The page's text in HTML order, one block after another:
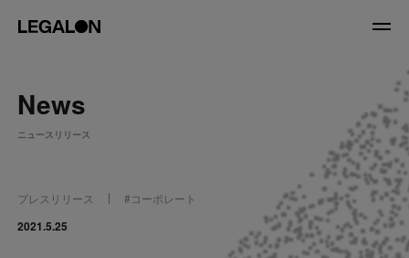
About
Service
News
ニュースリリース
プレスリリース #コーポレート
2021.5.25